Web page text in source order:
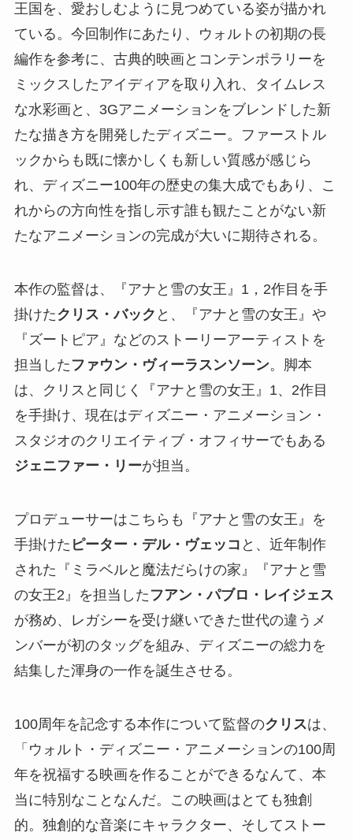
王国を、愛おしむように見つめている姿が描かれ
ている。今回制作にあたり、ウォルトの初期の長
編作を参考に、古典的映画とコンテンポラリーを
ミックスしたアイディアを取り入れ、タイムレス
な水彩画と、3Gアニメーションをブレンドした新
たな描き方を開発したディズニー。ファーストル
ックからも既に懐かしくも新しい質感が感じら
れ、ディズニー100年の歴史の集大成でもあり、こ
れからの方向性を指し示す誰も観たことがない新
たなアニメーションの完成が大いに期待される。
本作の監督は、『アナと雪の女王』1，2作目を手
掛けたクリス・バック と、『アナと雪の女王』や
『ズートピア』などのストーリーアーティストを
担当した ファウン・ヴィーラスンソーン。脚本
は、クリスと同じく『アナと雪の女王』1、2作目
を手掛け、現在はディズニー・アニメーション・
スタジオのクリエイティブ・オフィサーでもある
ジェニファー・リーが担当。
プロデューサーはこちらも『アナと雪の女王』を
手掛けた ピーター・デル・ヴェッコ と、近年制作
された『ミラベルと魔法だらけの家』『アナと雪
の女王2』を担当した フアン・パブロ・レイジェス
が務め、レガシーを受け継いできた世代の違うメ
ンバーが初のタッグを組み、ディズニーの総力を
結集した渾身の一作を誕生させる。
100周年を記念する本作について監督のクリスは、
「ウォルト・ディズニー・アニメーションの100周
年を祝福する映画を作ることができるなんて、本
当に特別なことなんだ。この映画はとても独創
的。独創的な音楽にキャラクター、そしてストー